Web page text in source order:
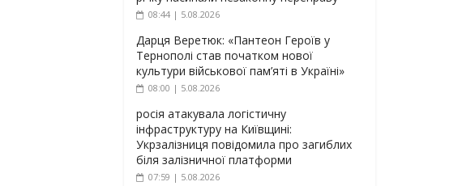
08:44 | 5.08.2026
Дарця Веретюк: «Пантеон Героїв у
Тернополі став початком нової
культури військової пам’яті в Україні»
08:00 | 5.08.2026
росія атакувала логістичну
інфраструктуру на Київщині:
Укрзалізниця повідомила про загиблих
біля залізничної платформи
07:59 | 5.08.2026